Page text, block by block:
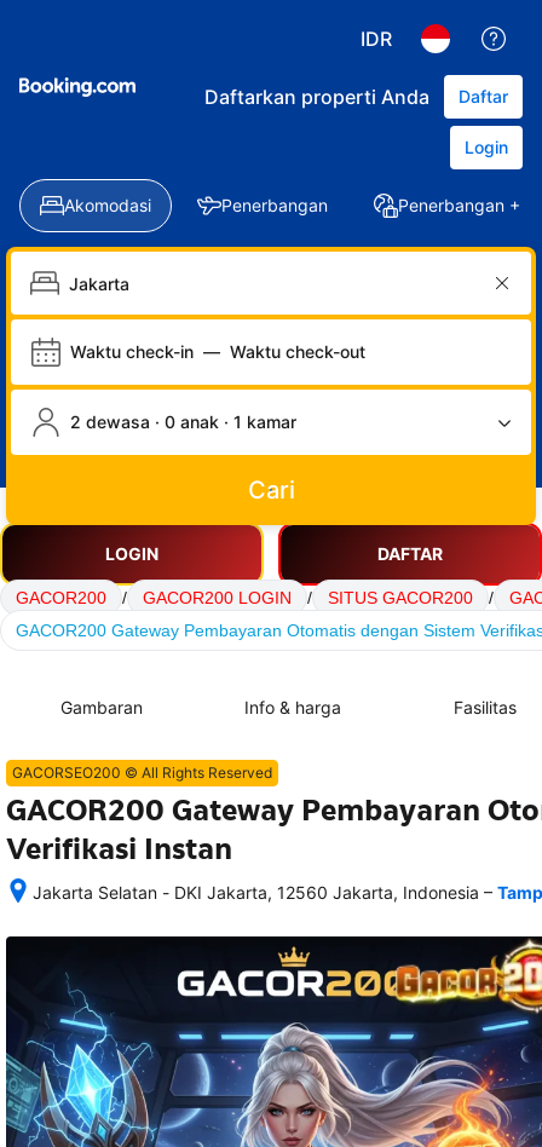
IDR
Daftarkan properti Anda Daftar
Login
Akomodasi Penerbangan Penerbangan +
Waktu check-in — Waktu check-out
2 dewasa · 0 anak · 1 kamar
Cari
LOGIN DAFTAR
GACOR200 / GACOR200 LOGIN / SITUS GACOR200 /
GACOR200 Gateway Pembayaran Otomatis dengan Sistem
Gambaran Info & harga Fasilitas
GACORSEO200 © All Rights Reserved
GACOR200 Gateway Pembayaran
Verifikasi Instan
Jakarta Selatan - DKI Jakarta, 12560 Jakarta, Indonesia
memesan,
rincian
akomodasi
termasuk
nomor
telepon
dan
alamat
–